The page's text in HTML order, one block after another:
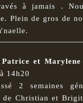
à jamais .
Plein de gros de
Patrice et Marylene
à 14h20
2 semaines
Christian et